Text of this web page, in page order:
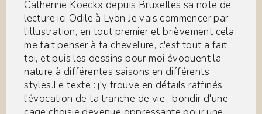
Catherine Koeckx depuis Bruxelles sa note de
lecture ici Odile à Lyon Je vais commencer par
l'illustration, en tout premier et brièvement cela
me fait penser à ta chevelure, c'est tout a fait
toi, et puis les dessins pour moi évoquent la
nature à différentes saisons en différents
styles.Le texte : j'y trouve en détails raffinés
l'évocation de ta tranche de vie ; bondir d'une